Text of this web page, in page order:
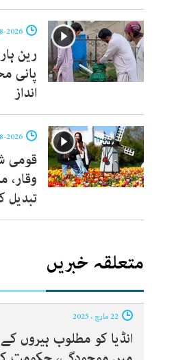
رین
پانی
انداز
قومی
وقار،
تبدیل
متعلقہ خبریں
انڈیا کو مطلوب ہیروں